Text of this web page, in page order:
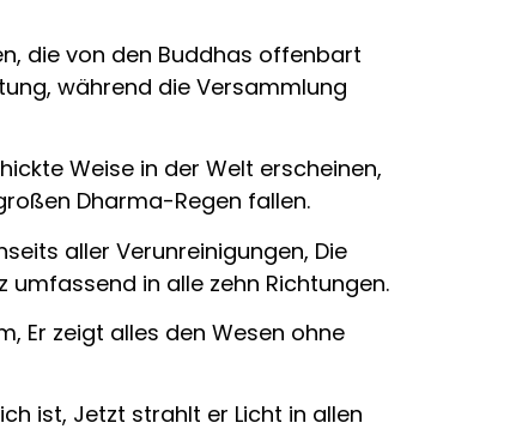
die von den Buddhas offenbart
während die Versammlung
Weise in der Welt erscheinen,
Dharma-Regen fallen.
aller Verunreinigungen, Die
in alle zehn Richtungen.
Er zeigt alles den Wesen ohne
ist, Jetzt strahlt er Licht in allen